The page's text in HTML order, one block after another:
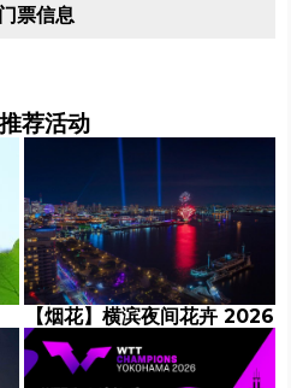
票信息
荐活动
【烟花】横滨夜间花卉 2026